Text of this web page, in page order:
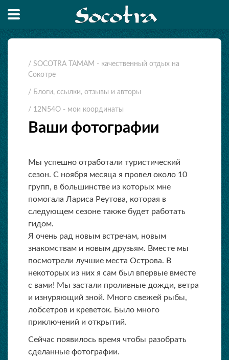
/ SOCOTRA TAMAM - качественный отдых на
Сокотре
/ Блоги, ссылки, отзывы и авторы
/ 12N54O - мои координаты
Ваши фотографии
Мы успешно отработали туристический
сезон. С ноября месяца я провел около 10
групп, в большинстве из которых мне
помогала Лариса Реутова, которая в
следующем сезоне также будет работать
гидом.
Я очень рад новым встречам, новым
знакомствам и новым друзьям. Вместе мы
посмотрели лучшие места Острова. В
некоторых из них я сам был впервые вместе
с вами! Мы застали проливные дожди, ветра
и изнуряющий зной. Много свежей рыбы,
лобсетров и креветок. Было много
приключений и открытий.
Сейчас появилось время чтобы разобрать
сделанные фотографии.